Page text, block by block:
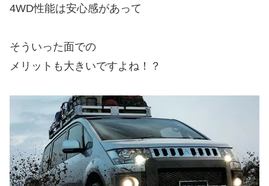
4WD性能は安心感があって
そういった面での
メリットも大きいですよね！？